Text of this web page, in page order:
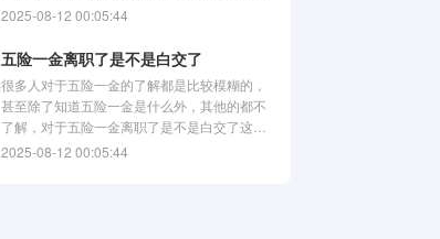
绍关于五险一金的知识，供大家参考阅读。
2025-08-12 00:05:44
五险一金离职了是不是白交了
很多人对于五险一金的了解都是比较模糊的，
甚至除了知道五险一金是什么外，其他的都不
了解，对于五险一金离职了是不是白交了这个
问题也是不了解的，这篇文章就来简单介绍五
2025-08-12 00:05:44